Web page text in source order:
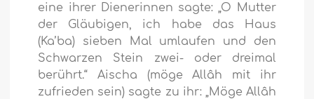
eine ihrer Dienerinnen sagte: „O Mutter
der Gläubigen, ich habe das Haus
(Ka’ba) sieben Mal umlaufen und den
Schwarzen Stein zwei- oder dreimal
berührt.“ Aischa (möge Allâh mit ihr
zufrieden sein) sagte zu ihr: „Möge Allâh